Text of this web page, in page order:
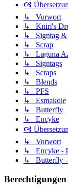
🙧
↳ Vorwort
↳ Kniri's
↳ Signtag &
↳ Scrap
↳ Laguna
↳ Signtags
↳ Scraps
↳ Blends
↳ PFS
↳ Esmakole
↳ Butterfly
↳ Encyke
🙧
↳ Vorwort
↳ Encyke -
↳ Butterfly -